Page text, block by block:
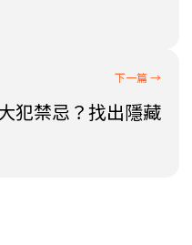
犯禁忌？找出隱藏